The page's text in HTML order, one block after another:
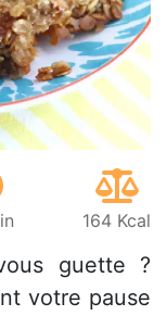
164 Kcal
guette ?
votre pause